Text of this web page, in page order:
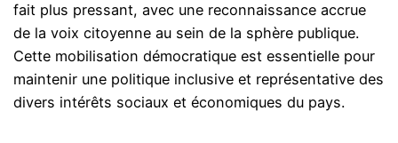
fait plus pressant, avec une reconnaissance accrue
de la voix citoyenne au sein de la sphère publique.
Cette mobilisation démocratique est essentielle pour
maintenir une politique inclusive et représentative des
divers intérêts sociaux et économiques du pays.